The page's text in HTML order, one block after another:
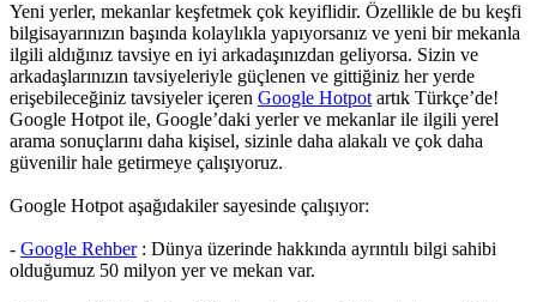
Yeni yerler, mekanlar keşfetmek çok keyiflidir. Özellikle de bu keşfi
bilgisayarınızın başında kolaylıkla yapıyorsanız ve yeni bir mekanla
ilgili aldığınız tavsiye en iyi arkadaşınızdan geliyorsa. Sizin ve
arkadaşlarınızın tavsiyeleriyle güçlenen ve gittiğiniz her yerde
erişebileceğiniz tavsiyeler içeren Google Hotpotartık Türkçe’de!
Google Hotpot ile, Google’daki yerler ve mekanlar ile ilgili yerel
arama sonuçlarını daha kişisel, sizinle daha alakalı ve çok daha
güvenilir hale getirmeye çalışıyoruz.
Google Hotpot aşağıdakiler sayesinde çalışıyor:
- Google Rehber: Dünya üzerinde hakkında ayrıntılı bilgi sahibi
olduğumuz 50 milyon yer ve mekan var.